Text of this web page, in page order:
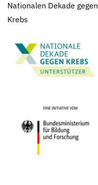
Nationalen Dekade gegen
Krebs